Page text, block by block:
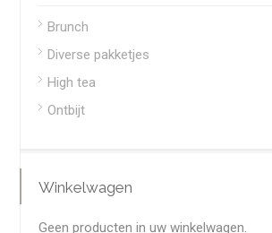
Brunch
Diverse pakketjes
High tea
Ontbijt
Winkelwagen
Geen producten in uw winkelwagen.